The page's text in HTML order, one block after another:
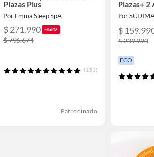
Plazas Plus
Por Emma Sleep SpA
$ 271.990 -66%
$ 796.674
(153)
Patrocinado
Plazas+ 2
Por
$
$ 239.990
ECO